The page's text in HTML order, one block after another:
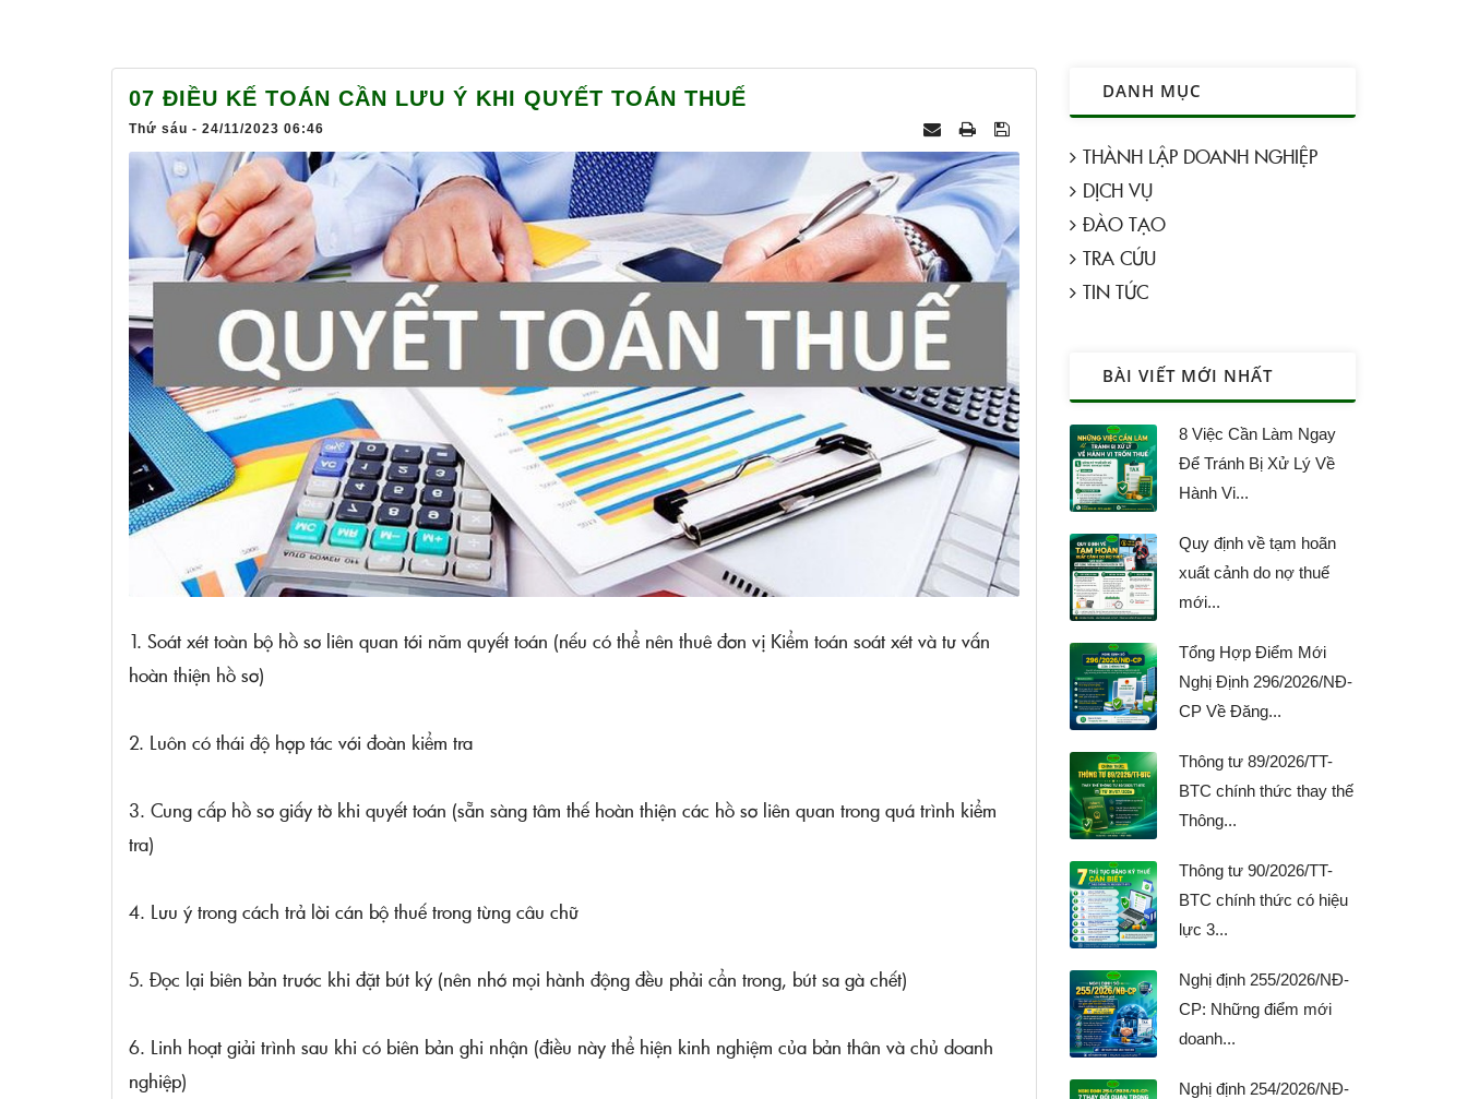
07 ĐIỀU KẾ TOÁN CẦN LƯU Ý KHI QUYẾT TOÁN THUẾ
Thứ sáu - 24/11/2023 06:46
1. Soát xét toàn bộ hồ sơ liên quan tới năm quyết toán (nếu có thể nên thuê đơn vị Kiểm toán soát xét và tư vấn
hoàn thiện hồ sơ)
2. Luôn có thái độ hợp tác với đoàn kiểm tra
3. Cung cấp hồ sơ giấy tờ khi quyết toán (sẵn sàng tâm thế hoàn thiện các hồ sơ liên quan trong quá trình kiểm
tra)
4. Lưu ý trong cách trả lời cán bộ thuế trong từng câu chữ
5. Đọc lại biên bản trước khi đặt bút ký (nên nhớ mọi hành động đều phải cẩn trong, bút sa gà chết)
6. Linh hoạt giải trình sau khi có biên bản ghi nhận (điều này thể hiện kinh nghiệm của bản thân và chủ doanh
nghiệp)
DANH MỤC
THÀNH LẬP DOANH NGHIỆP
DỊCH VỤ
ĐÀO TẠO
TRA CỨU
TIN TỨC
BÀI VIẾT MỚI NHẤT
8 Việc Cần Làm Ngay
Để Tránh Bị Xử Lý Về
Hành Vi...
Quy định về tạm hoãn
xuất cảnh do nợ thuế
mới...
Tổng Hợp Điểm Mới
Nghị Định 296/2026/NĐ-
CP Về Đăng...
Thông tư 89/2026/TT-
BTC chính thức thay thế
Thông...
Thông tư 90/2026/TT-
BTC chính thức có hiệu
lực 3...
Nghị định 255/2026/NĐ-
CP: Những điểm mới
doanh...
Nghị định 254/2026/NĐ-